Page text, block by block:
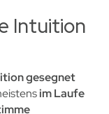
Intuition
gesegnet
im Laufe